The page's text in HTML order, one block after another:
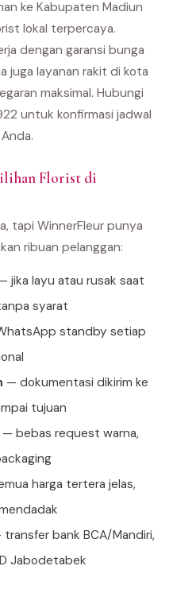
ke Kabupaten Madiun
lokal terpercaya.
dengan garansi bunga
juga layanan rakit di kota
maksimal. Hubungi
untuk konfirmasi jadwal
Florist di
tapi WinnerFleur punya
ribuan pelanggan:
jika layu atau rusak saat
syarat
standby setiap
— dokumentasi dikirim ke
tujuan
bebas request warna,
harga tertera jelas,
bank BCA/Mandiri,
Jabodetabek